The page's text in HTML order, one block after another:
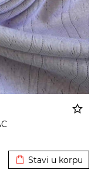
Stavi u korpu